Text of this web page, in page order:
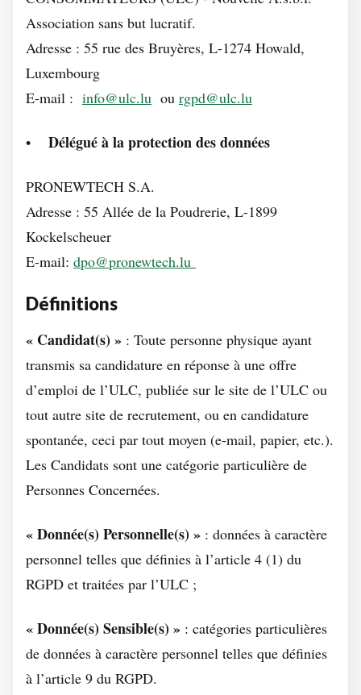
Association sans but lucratif.
Adresse : 55 rue des Bruyères, L-1274 Howald,
Luxembourg
E-mail : info@ulc.lu ou rgpd@ulc.lu
• Délégué à la protection des données
PRONEWTECH S.A.
Adresse : 55 Allée de la Poudrerie, L-1899
Kockelscheuer
E-mail: dpo@pronewtech.lu
Définitions
« Candidat(s) » : Toute personne physique ayant
transmis sa candidature en réponse à une offre
d’emploi de l’ULC, publiée sur le site de l’ULC ou
tout autre site de recrutement, ou en candidature
spontanée, ceci par tout moyen (e-mail, papier, etc.).
Les Candidats sont une catégorie particulière de
Personnes Concernées.
« Donnée(s) Personnelle(s) » : données à caractère
personnel telles que définies à l’article 4 (1) du
RGPD et traitées par l’ULC ;
« Donnée(s) Sensible(s) » : catégories particulières
de données à caractère personnel telles que définies
à l’article 9 du RGPD.